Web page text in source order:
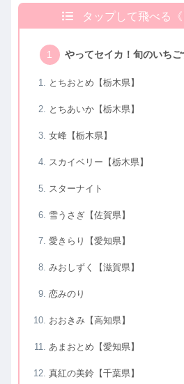
タップして飛べる《
やってセイカ！旬のいち
とちおとめ【栃木県】
とちあいか【栃木県】
女峰【栃木県】
スカイベリー【栃木県】
スターナイト
雪うさぎ【佐賀県】
愛きらり【愛知県】
みおしずく【滋賀県】
恋みのり
おおきみ【高知県】
あまおとめ【愛知県】
真紅の美鈴【千葉県】